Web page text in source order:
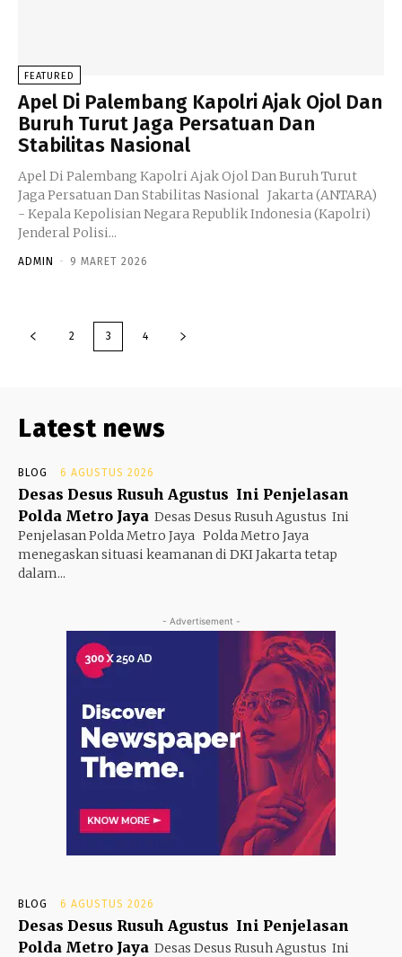
FEATURED
Apel Di Palembang Kapolri Ajak Ojol Dan
Buruh Turut Jaga Persatuan Dan
Stabilitas Nasional
Apel Di Palembang Kapolri Ajak Ojol Dan Buruh Turut
Jaga Persatuan Dan Stabilitas Nasional Jakarta (ANTARA)
- Kepala Kepolisian Negara Republik Indonesia (Kapolri)
Jenderal Polisi...
ADMIN - 9 MARET 2026
2 3 4
Latest news
BLOG 6 AGUSTUS 2026
Desas Desus Rusuh Agustus Ini Penjelasan
Polda Metro Jaya Desas Desus Rusuh Agustus Ini
Penjelasan Polda Metro Jaya Polda Metro Jaya
menegaskan situasi keamanan di DKI Jakarta tetap
dalam...
- Advertisement -
BLOG 6 AGUSTUS 2026
Desas Desus Rusuh Agustus Ini Penjelasan
Polda Metro Jaya Desas Desus Rusuh Agustus Ini